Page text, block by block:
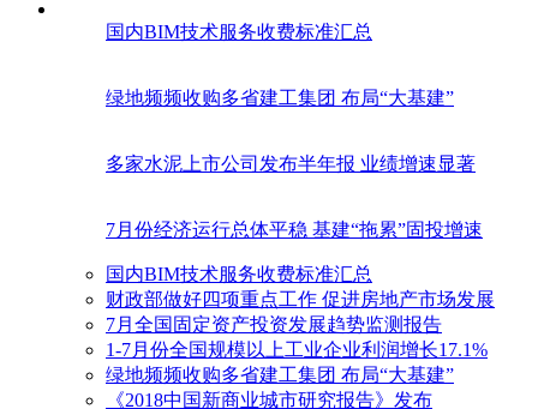
国内BIM技术服务收费标准汇总
绿地频频收购多省建工集团 布局“大基建”
多家水泥上市公司发布半年报 业绩增速显著
7月份经济运行总体平稳 基建“拖累”固投增速
国内BIM技术服务收费标准汇总
财政部做好四项重点工作 促进房地产市场发展
7月全国固定资产投资发展趋势监测报告
1-7月份全国规模以上工业企业利润增长17.1%
绿地频频收购多省建工集团 布局“大基建”
《2018中国新商业城市研究报告》发布